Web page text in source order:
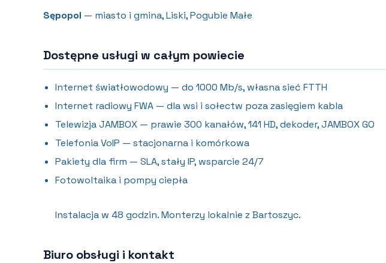
Sępopol — miasto i gmina, Liski, Pogubie Małe
Dostępne usługi w całym powiecie
Internet światłowodowy — do 1000 Mb/s, własna sieć FTTH
Internet radiowy FWA — dla wsi i sołectw poza zasięgiem kabla
Telewizja JAMBOX — prawie 300 kanałów, 141 HD, dekoder, JAMBOX GO
Telefonia VoIP — stacjonarna i komórkowa
Pakiety dla firm — SLA, stały IP, wsparcie 24/7
Fotowoltaika i pompy ciepła
Instalacja w 48 godzin. Monterzy lokalnie z Bartoszyc.
Biuro obsługi i kontakt